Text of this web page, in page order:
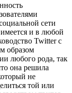
сети
и в любой
Twitter с
образом
любого рода, так
она решила
не
той или